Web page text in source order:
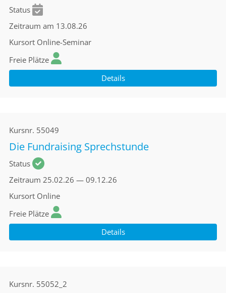
Status
Zeitraum am 13.08.26
Kursort Online-Seminar
Freie Plätze
Details
Kursnr. 55049
Die Fundraising Sprechstunde
Status
Zeitraum 25.02.26 — 09.12.26
Kursort Online
Freie Plätze
Details
Kursnr. 55052_2